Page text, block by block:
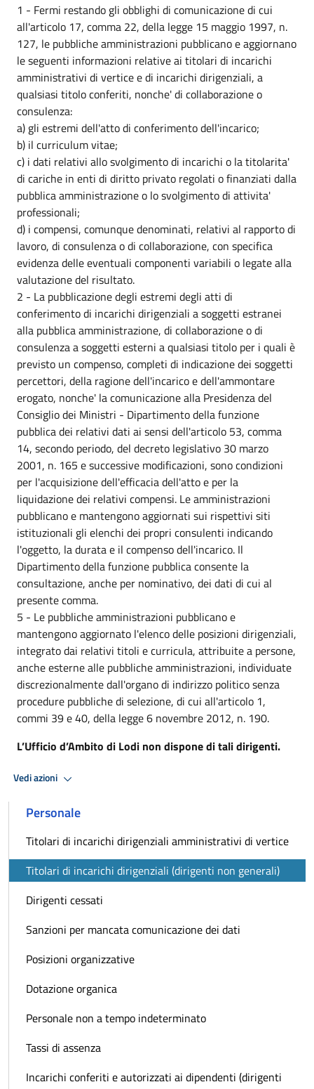
1 - Fermi restando gli obblighi di comunicazione di cui
all'articolo 17, comma 22, della legge 15 maggio 1997, n.
127, le pubbliche amministrazioni pubblicano e aggiornano
le seguenti informazioni relative ai titolari di incarichi
amministrativi di vertice e di incarichi dirigenziali, a
qualsiasi titolo conferiti, nonche' di collaborazione o
consulenza:
a) gli estremi dell'atto di conferimento dell'incarico;
b) il curriculum vitae;
c) i dati relativi allo svolgimento di incarichi o la titolarita'
di cariche in enti di diritto privato regolati o finanziati dalla
pubblica amministrazione o lo svolgimento di attivita'
professionali;
d) i compensi, comunque denominati, relativi al rapporto di
lavoro, di consulenza o di collaborazione, con specifica
evidenza delle eventuali componenti variabili o legate alla
valutazione del risultato.
2 - La pubblicazione degli estremi degli atti di
conferimento di incarichi dirigenziali a soggetti estranei
alla pubblica amministrazione, di collaborazione o di
consulenza a soggetti esterni a qualsiasi titolo per i quali è
previsto un compenso, completi di indicazione dei soggetti
percettori, della ragione dell'incarico e dell'ammontare
erogato, nonche' la comunicazione alla Presidenza del
Consiglio dei Ministri - Dipartimento della funzione
pubblica dei relativi dati ai sensi dell'articolo 53, comma
14, secondo periodo, del decreto legislativo 30 marzo
2001, n. 165 e successive modificazioni, sono condizioni
per l'acquisizione dell'efficacia dell'atto e per la
liquidazione dei relativi compensi. Le amministrazioni
pubblicano e mantengono aggiornati sui rispettivi siti
istituzionali gli elenchi dei propri consulenti indicando
l'oggetto, la durata e il compenso dell'incarico. Il
Dipartimento della funzione pubblica consente la
consultazione, anche per nominativo, dei dati di cui al
presente comma.
5 - Le pubbliche amministrazioni pubblicano e
mantengono aggiornato l'elenco delle posizioni dirigenziali,
integrato dai relativi titoli e curricula, attribuite a persone,
anche esterne alle pubbliche amministrazioni, individuate
discrezionalmente dall'organo di indirizzo politico senza
procedure pubbliche di selezione, di cui all'articolo 1,
commi 39 e 40, della legge 6 novembre 2012, n. 190.
L’Ufficio d’Ambito di Lodi non dispone di tali dirigenti.
Vedi azioni
Personale
Titolari di incarichi dirigenziali amministrativi di vertice
Titolari di incarichi dirigenziali (dirigenti non generali)
Dirigenti cessati
Sanzioni per mancata comunicazione dei dati
Posizioni organizzative
Dotazione organica
Personale non a tempo indeterminato
Tassi di assenza
Incarichi conferiti e autorizzati ai dipendenti (dirigenti